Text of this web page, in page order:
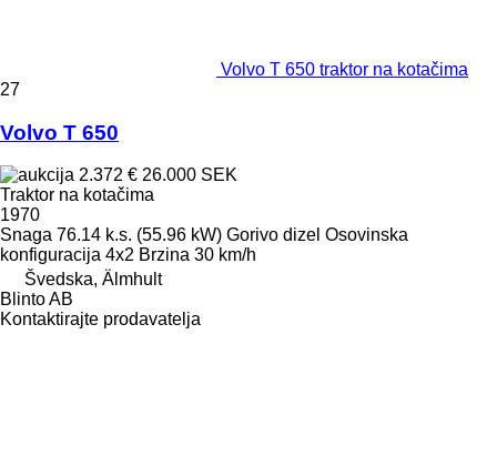
Volvo T 650 traktor na kotačima
27
Volvo T 650
2.372 € 26.000 SEK
Traktor na kotačima
1970
Snaga 76.14 k.s. (55.96 kW) Gorivo dizel Osovinska
konfiguracija 4x2 Brzina 30 km/h
Švedska, Älmhult
Blinto AB
Kontaktirajte prodavatelja